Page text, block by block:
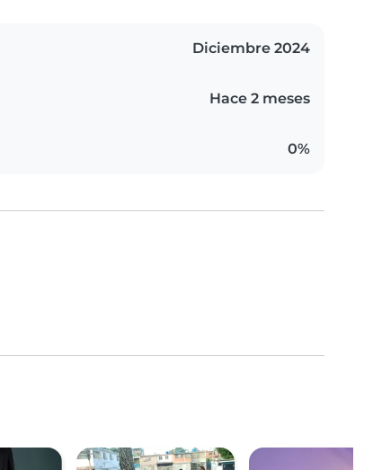
Diciembre 2024
Hace 2 meses
0%